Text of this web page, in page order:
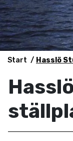
Start Hasslö